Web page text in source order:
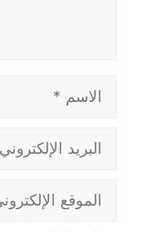
الاسم
البريد
الإلكتروني
الموقع
الإلكتروني